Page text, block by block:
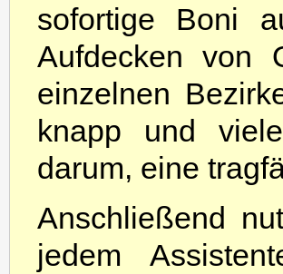
sofortige Boni
Aufdecken von
einzelnen
knapp und
darum, eine
Anschließend
jedem